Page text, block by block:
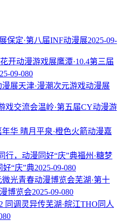
保定·第八届INF动漫展2025-09-
鹰潭·10.4第三届
09-080
天津·漫潮次元游戏动漫展
温岭·第五届CY动漫游
平泉·橙色火箭动漫嘉
福州·糖梦
好“庆”典2025-09-080
芜湖·第十
博览会2025-09-080
芜湖·皖江THO同人
0